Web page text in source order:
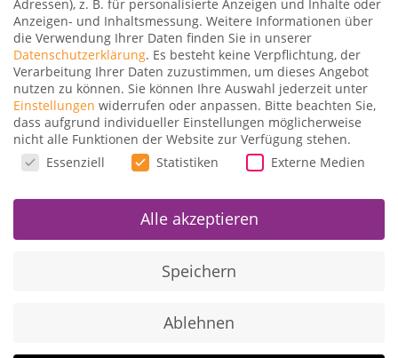
Emirates und Etihad im direkten Vergleich
beider Business Class. Wie schlagen sich beide
Airlines in Punkto Kabine, Service sowie Speisen
und Getränke? Nur 120 Kilometer trennen die
Drehkreuze Dubai und Abu Dhabi voneinander.
Beide Airlines sind in den Vereinigten
Arabischen Emiraten zu Hause, eine nationale
Airline Etihad gegründet 2003 und staatliche
1985. Unsere Eindrücke rühren von mehreren
Fluggesellschaften gleichermaßen. Wie üblich
Adressen), z. B. für personalisierte Anzeigen und Inhalte oder
Anzeigen- und Inhaltsmessung. Weitere Informationen über
die Verwendung Ihrer Daten finden Sie in unserer
Datenschutzerklärung. Es besteht keine Verpflichtung, der
Verarbeitung Ihrer Daten zuzustimmen, um dieses Angebot
nutzen zu können. Sie können Ihre Auswahl jederzeit unter
Einstellungen widerrufen oder anpassen. Bitte beachten Sie,
dass aufgrund individueller Einstellungen möglicherweise
nicht alle Funktionen der Website zur Verfügung stehen.
Datenschutzeinstellungen
Essenziell Statistiken Externe Medien
Alle akzeptieren
Speichern
Ablehnen